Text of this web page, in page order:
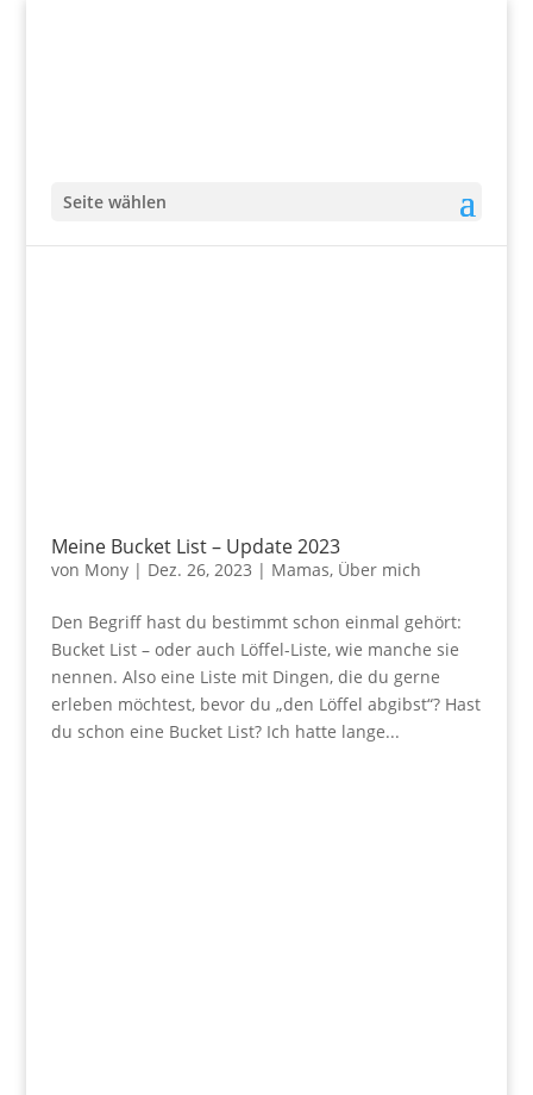
Seite wählen
Meine Bucket List – Update 2023
von Mony| Dez. 26, 2023 | Mamas, Über mich
Den Begriff hast du bestimmt schon einmal gehört:
Bucket List – oder auch Löffel-Liste, wie manche sie
nennen. Also eine Liste mit Dingen, die du gerne
erleben möchtest, bevor du „den Löffel abgibst“? Hast
du schon eine Bucket List? Ich hatte lange...